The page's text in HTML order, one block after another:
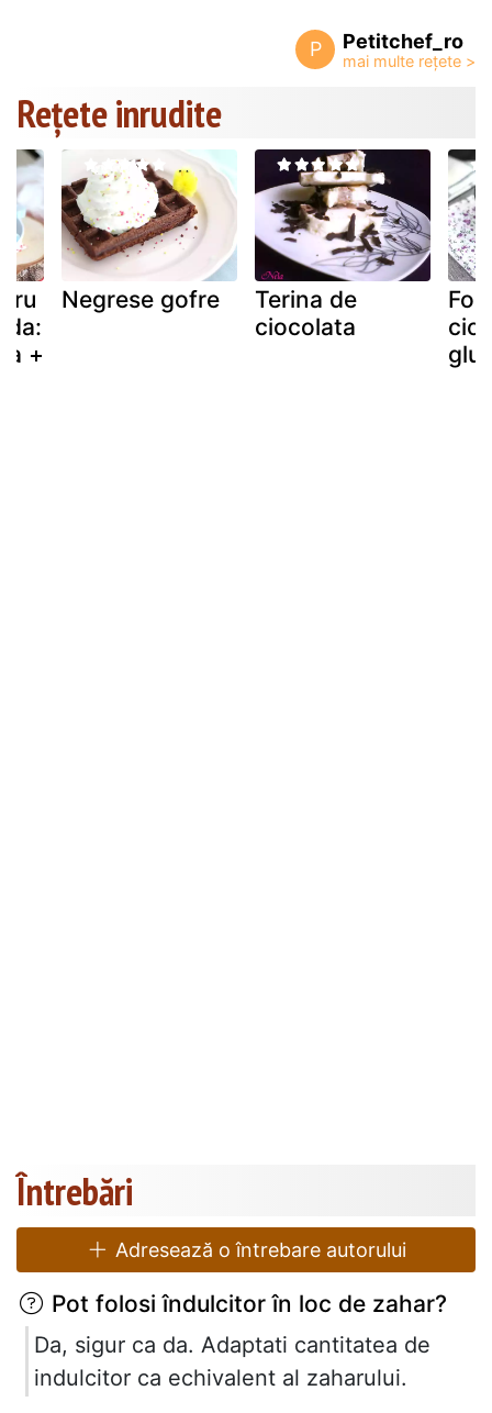
P Petitchef_ro
Rețete inrudite
+
Negrese gofre
Terina de
ciocolata
Întrebări
Adresează o întrebare autorului
Pot folosi îndulcitor în loc de zahar?
Da, sigur ca da. Adaptati cantitatea de
indulcitor ca echivalent al zaharului.